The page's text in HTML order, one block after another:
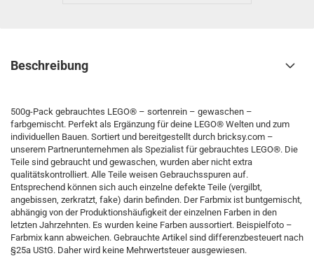
Beschreibung
500g-Pack gebrauchtes LEGO® – sortenrein – gewaschen –
farbgemischt. Perfekt als Ergänzung für deine LEGO® Welten und zum
individuellen Bauen. Sortiert und bereitgestellt durch bricksy.com –
unserem Partnerunternehmen als Spezialist für gebrauchtes LEGO®. Die
Teile sind gebraucht und gewaschen, wurden aber nicht extra
qualitätskontrolliert. Alle Teile weisen Gebrauchsspuren auf.
Entsprechend können sich auch einzelne defekte Teile (vergilbt,
angebissen, zerkratzt, fake) darin befinden. Der Farbmix ist buntgemischt,
abhängig von der Produktionshäufigkeit der einzelnen Farben in den
letzten Jahrzehnten. Es wurden keine Farben aussortiert. Beispielfoto –
Farbmix kann abweichen. Gebrauchte Artikel sind differenzbesteuert nach
§25a UStG. Daher wird keine Mehrwertsteuer ausgewiesen.